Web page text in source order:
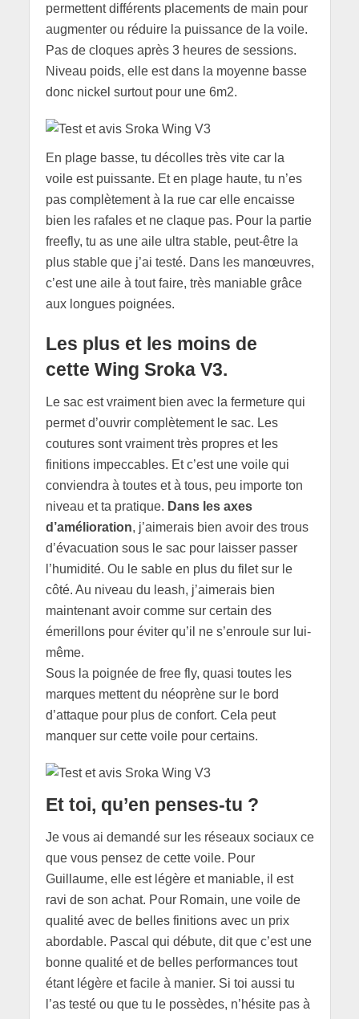
permettent différents placements de main pour
augmenter ou réduire la puissance de la voile.
Pas de cloques après 3 heures de sessions.
Niveau poids, elle est dans la moyenne basse
donc nickel surtout pour une 6m2.
En plage basse, tu décolles très vite car la
voile est puissante. Et en plage haute, tu n’es
pas complètement à la rue car elle encaisse
bien les rafales et ne claque pas. Pour la partie
freefly, tu as une aile ultra stable, peut-être la
plus stable que j’ai testé. Dans les manœuvres,
c’est une aile à tout faire, très maniable grâce
aux longues poignées.
Les plus et les moins de
cette Wing Sroka V3.
Le sac est vraiment bien avec la fermeture qui
permet d’ouvrir complètement le sac. Les
coutures sont vraiment très propres et les
finitions impeccables. Et c’est une voile qui
conviendra à toutes et à tous, peu importe ton
niveau et ta pratique. Dans les axes
d’amélioration, j’aimerais bien avoir des trous
d’évacuation sous le sac pour laisser passer
l’humidité. Ou le sable en plus du filet sur le
côté. Au niveau du leash, j’aimerais bien
maintenant avoir comme sur certain des
émerillons pour éviter qu’il ne s’enroule sur lui-
même.
Sous la poignée de free fly, quasi toutes les
marques mettent du néoprène sur le bord
d’attaque pour plus de confort. Cela peut
manquer sur cette voile pour certains.
Et toi, qu’en penses-tu ?
Je vous ai demandé sur les réseaux sociaux ce
que vous pensez de cette voile. Pour
Guillaume, elle est légère et maniable, il est
ravi de son achat. Pour Romain, une voile de
qualité avec de belles finitions avec un prix
abordable. Pascal qui débute, dit que c’est une
bonne qualité et de belles performances tout
étant légère et facile à manier. Si toi aussi tu
l’as testé ou que tu le possèdes, n’hésite pas à